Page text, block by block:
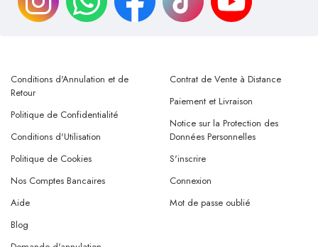
Conditions d'Annulation et de
Retour
Politique de Confidentialité
Conditions d'Utilisation
Contrat de Vente à Distance
Paiement et Livraison
Notice sur la Protection des
Données Personnelles
Politique de Cookies
Nos Comptes Bancaires
Aide
S'inscrire
Connexion
Mot de passe oublié
Blog